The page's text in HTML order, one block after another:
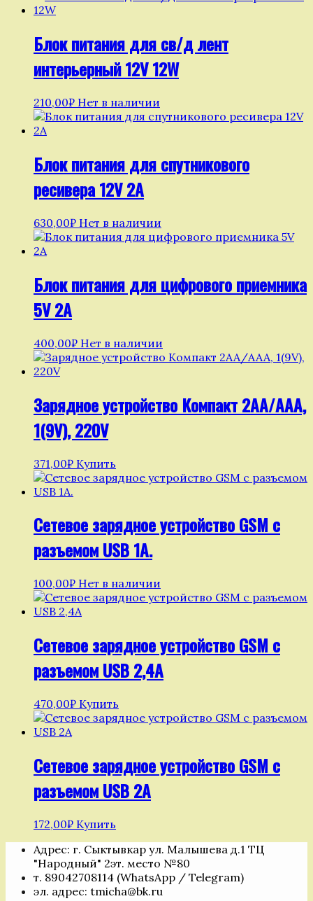
Блок питания для св/д лент
интерьерный 12V 12W
210,00₽ Нет в наличии
Блок питания для спутникового
ресивера 12V 2А
630,00₽ Нет в наличии
Блок питания для цифрового приемника
5V 2А
400,00₽ Нет в наличии
Зарядное устройство Компакт 2АА/ААА,
1(9V), 220V
371,00₽ Купить
Сетевое зарядное устройство GSM с
разъемом USB 1А.
100,00₽ Нет в наличии
Сетевое зарядное устройство GSM с
разъемом USB 2,4А
470,00₽ Купить
Сетевое зарядное устройство GSM с
разъемом USB 2А
172,00₽ Купить
Адрес: г. Сыктывкар ул. Малышева д.1 ТЦ
"Народный" 2эт. место №80
т. 89042708114 (WhatsApp / Telegram)
эл. адрес: tmicha@bk.ru